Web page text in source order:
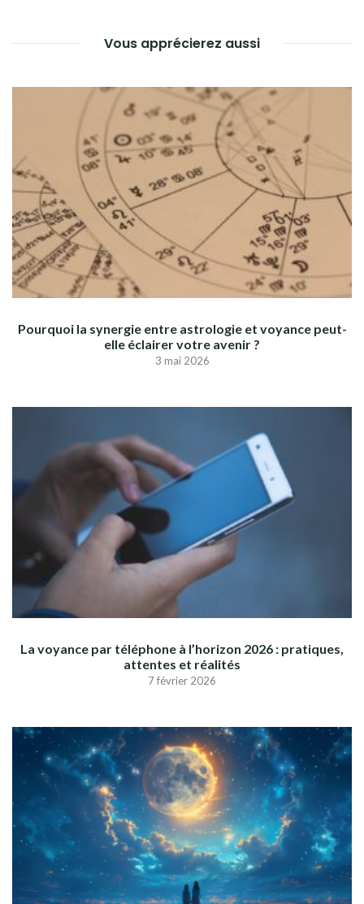
Vous apprécierez aussi
Pourquoi la synergie entre astrologie et voyance peut-
elle éclairer votre avenir ?
3 mai 2026
La voyance par téléphone à l’horizon 2026 : pratiques,
attentes et réalités
7 février 2026